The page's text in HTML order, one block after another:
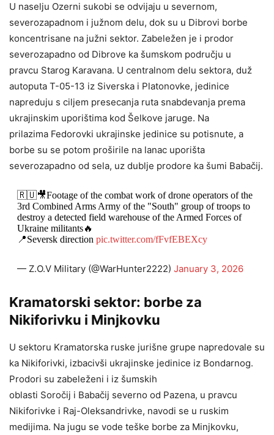
U naselju Ozerni sukobi se odvijaju u severnom,
severozapadnom i južnom delu, dok su u Dibrovi borbe
koncentrisane na južni sektor. Zabeležen je i prodor
severozapadno od Dibrove ka šumskom području u
pravcu Starog Karavana. U centralnom delu sektora, duž
autoputa T-05-13 iz Siverska i Platonovke, jedinice
napreduju s ciljem presecanja ruta snabdevanja prema
ukrajinskim uporištima kod Šelkove jaruge. Na
prilazima Fedorovki ukrajinske jedinice su potisnute, a
borbe su se potom proširile na lanac uporišta
severozapadno od sela, uz dublje prodore ka šumi Babačij.
🇷🇺🎥Footage of the combat work of drone operators of the
3rd Combined Arms Army of the "South" group of troops to
destroy a detected field warehouse of the Armed Forces of
Ukraine militants🔥
📍Seversk direction pic.twitter.com/fFvfEBEXcy
— Z.O.V Military (@WarHunter2222) January 3, 2026
Kramatorski sektor: borbe za
Nikiforivku i Minjkovku
U sektoru Kramatorska ruske jurišne grupe napredovale su
ka Nikiforivki, izbacivši ukrajinske jedinice iz Bondarnog.
Prodori su zabeleženi i iz šumskih
oblasti Soročij i Babačij severno od Pazena, u pravcu
Nikiforivke i Raj-Oleksandrivke, navodi se u ruskim
medijima. Na jugu se vode teške borbe za Minjkovku,